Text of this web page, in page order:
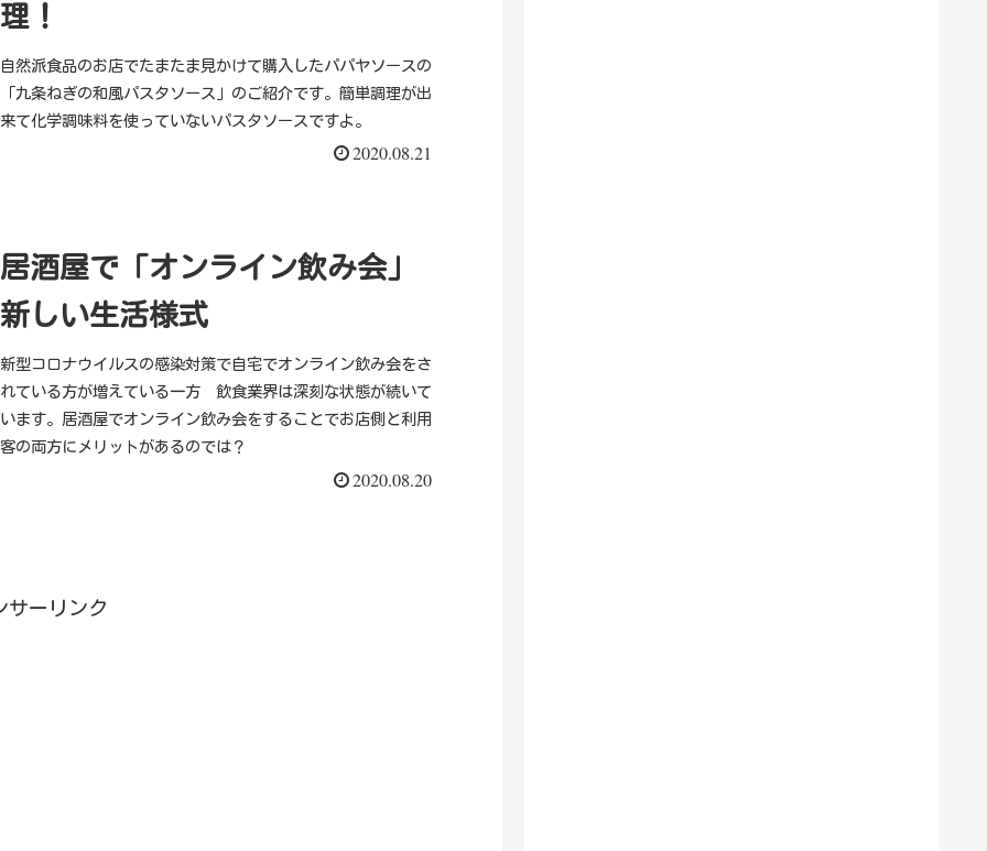
理！
自然派食品のお店でたまたま見かけて購入したパパヤソースの
「九条ねぎの和風パスタソース」のご紹介です。簡単調理が出
来て化学調味料を使っていないパスタソースですよ。
2020.08.21
居酒屋で「オンライン飲み会」
新しい生活様式
新型コロナウイルスの感染対策で自宅でオンライン飲み会をさ
れている方が増えている一方 飲食業界は深刻な状態が続いて
います。居酒屋でオンライン飲み会をすることでお店側と利用
客の両方にメリットがあるのでは？
2020.08.20
サーリンク